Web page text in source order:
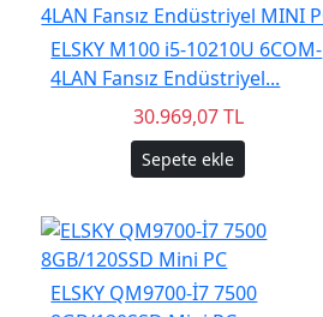
ELSKY M100 i5-10210U 6COM-
4LAN Fansız Endüstriyel...
30.969,07 TL
Sepete ekle
ELSKY QM9700-İ7 7500